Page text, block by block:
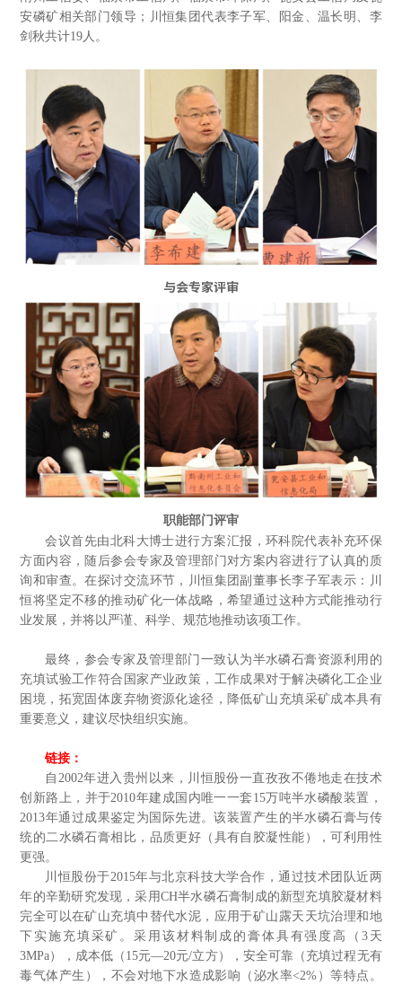
安磷矿相关部门领导；川恒集团代表李子军、阳金、温长明、李
剑秋共计19人。
与会专家评审
职能部门评审
会议首先由北科大博士进行方案汇报，环科院代表补充环保
方面内容，随后参会专家及管理部门对方案内容进行了认真的质
询和审查。在探讨交流环节，川恒集团副董事长李子军表示：川
恒将坚定不移的推动矿化一体战略，希望通过这种方式能推动行
业发展，并将以严谨、科学、规范地推动该项工作。
最终，参会专家及管理部门一致认为半水磷石膏资源利用的
充填试验工作符合国家产业政策，工作成果对于解决磷化工企业
困境，拓宽固体废弃物资源化途径，降低矿山充填采矿成本具有
重要意义，建议尽快组织实施。
链接：
自2002年进入贵州以来，川恒股份一直孜孜不倦地走在技术
创新路上，并于2010年建成国内唯一一套15万吨半水磷酸装置，
2013年通过成果鉴定为国际先进。该装置产生的半水磷石膏与传
统的二水磷石膏相比，品质更好（具有自胶凝性能），可利用性
更强。
川恒股份于2015年与北京科技大学合作，通过技术团队近两
年的辛勤研究发现，采用CH半水磷石膏制成的新型充填胶凝材料
完全可以在矿山充填中替代水泥，应用于矿山露天天坑治理和地
下实施充填采矿。采用该材料制成的膏体具有强度高（3天
3MPa），成本低（15元—20元/立方），安全可靠（充填过程无有
毒气体产生），不会对地下水造成影响（泌水率<2%）等特点。